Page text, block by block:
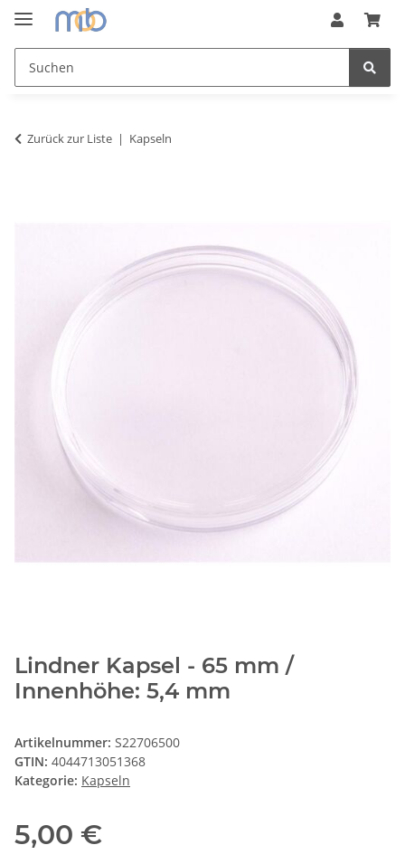
Zurück zur Liste Kapseln
Lindner Kapsel - 65 mm /
Innenhöhe: 5,4 mm
Artikelnummer: S22706500
GTIN: 4044713051368
Kategorie: Kapseln
5,00 €